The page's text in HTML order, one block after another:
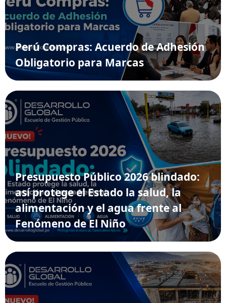
Perú Compras: Acuerdo de Adhesión
Obligatorio para Marcas
Presupuesto Público 2026 blindado:
así protege el Estado la salud, la
alimentación y el agua frente al
Fenómeno de El Niño